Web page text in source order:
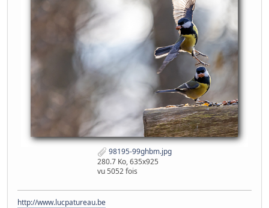
98195-99ghbm.jpg
280.7 Ko, 635x925
vu 5052 fois
http://www.lucpatureau.be